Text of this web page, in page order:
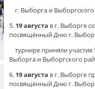
г. Выборга и
5. 19 августа в г. Выборге
посвящённый Дню г.
турнире приняли участие
Выборга и Выборгского
6. 19 августа в г. Выборге
посвящённый Дню г.